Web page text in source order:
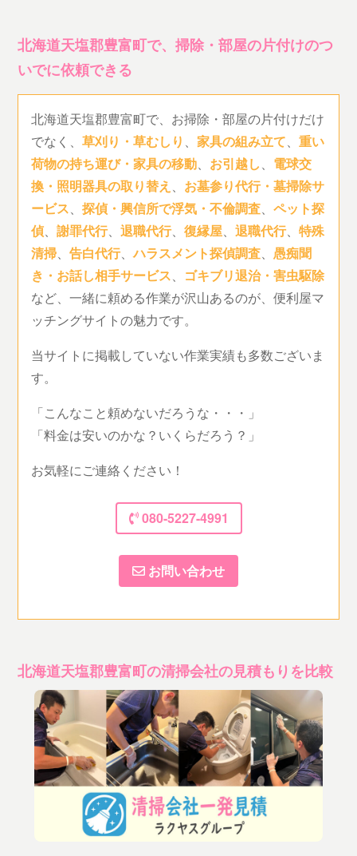
北海道天塩郡豊富町で、掃除・部屋の片付けのつ
いでに依頼できる
北海道天塩郡豊富町で、お掃除・部屋の片付けだけ
でなく、草刈り・草むしり 、家具の組み立て、重い
荷物の持ち運び・家具の移動、 お引越し、 電球交
換・照明器具の取り替え 、 お墓参り代行・墓掃除サ
ービス、探偵・興信所で浮気・不倫調査、ペット探
偵、謝罪代行、退職代行、復縁屋、退職代行、特殊
清掃、告白代行、ハラスメント探偵調査、愚痴聞
き・お話し相手サービス、 ゴキブリ退治・害虫駆除
など、一緒に頼める作業が沢山あるのが、便利屋マ
ッチングサイトの魅力です。
当サイトに掲載していない作業実績も多数ございま
す。
「こんなこと頼めないだろうな・・・」
「料金は安いのかな？いくらだろう？」
お気軽にご連絡ください！
080-5227-4991
お問い合わせ
北海道天塩郡豊富町の清掃会社の見積もりを比較